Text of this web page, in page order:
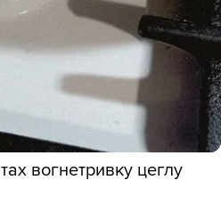
вогнетривку цеглу